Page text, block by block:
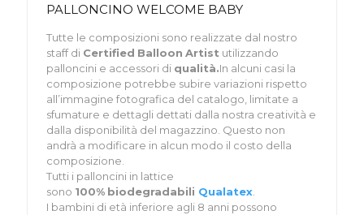
PALLONCINO WELCOME BABY
Tutte le composizioni sono realizzate dal nostro
staff di Certified Balloon Artist utilizzando
palloncini e accessori di qualità.In alcuni casi la
composizione potrebbe subire variazioni rispetto
all’immagine fotografica del catalogo, limitate a
sfumature e dettagli dettati dalla nostra creatività e
dalla disponibilità del magazzino. Questo non
andrà a modificare in alcun modo il costo della
composizione.
Tutti i palloncini in lattice
sono 100% biodegradabili Qualatex
I bambini di età inferiore agli 8 anni possono